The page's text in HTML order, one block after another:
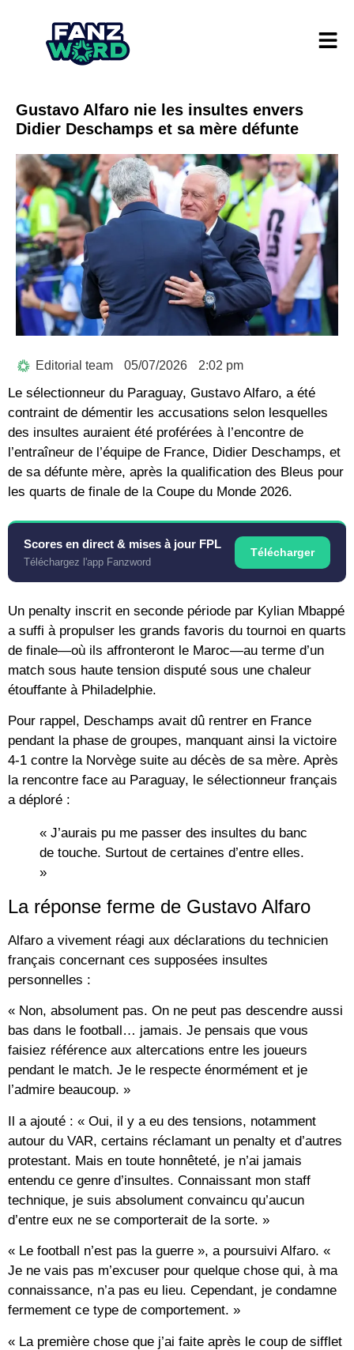
Gustavo Alfaro nie les insultes envers
Didier Deschamps et sa mère défunte
Editorial team 05/07/2026 2:02 pm
Le sélectionneur du Paraguay, Gustavo Alfaro, a été
contraint de démentir les accusations selon lesquelles
des insultes auraient été proférées à l’encontre de
l’entraîneur de l’équipe de France, Didier Deschamps, et
de sa défunte mère, après la qualification des Bleus pour
les quarts de finale de la Coupe du Monde 2026.
Scores en direct & mises à jour FPL
Téléchargez l'app Fanzword
Télécharger
Un penalty inscrit en seconde période par Kylian Mbappé
a suffi à propulser les grands favoris du tournoi en quarts
de finale—où ils affronteront le Maroc—au terme d’un
match sous haute tension disputé sous une chaleur
étouffante à Philadelphie.
Pour rappel, Deschamps avait dû rentrer en France
pendant la phase de groupes, manquant ainsi la victoire
4-1 contre la Norvège suite au décès de sa mère. Après
la rencontre face au Paraguay, le sélectionneur français
a déploré :
« J’aurais pu me passer des insultes du banc
de touche. Surtout de certaines d’entre elles.
»
La réponse ferme de Gustavo Alfaro
Alfaro a vivement réagi aux déclarations du technicien
français concernant ces supposées insultes
personnelles :
« Non, absolument pas. On ne peut pas descendre aussi
bas dans le football… jamais. Je pensais que vous
faisiez référence aux altercations entre les joueurs
pendant le match. Je le respecte énormément et je
l’admire beaucoup. »
Il a ajouté : « Oui, il y a eu des tensions, notamment
autour du VAR, certains réclamant un penalty et d’autres
protestant. Mais en toute honnêteté, je n’ai jamais
entendu ce genre d’insultes. Connaissant mon staff
technique, je suis absolument convaincu qu’aucun
d’entre eux ne se comporterait de la sorte. »
« Le football n’est pas la guerre », a poursuivi Alfaro. «
Je ne vais pas m’excuser pour quelque chose qui, à ma
connaissance, n’a pas eu lieu. Cependant, je condamne
fermement ce type de comportement. »
« La première chose que j’ai faite après le coup de sifflet